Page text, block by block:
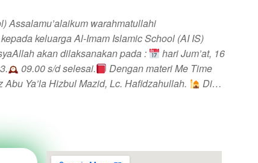
Assalamu’alaikum warahmatullahi
keluarga Al-Imam Islamic School (AI IS)
akan dilaksanakan pada :
hari Jum’at, 16
09.00 s/d selesai.
Dengan materi Me Time
Abu Ya’la Hizbul Mazid, Lc. Hafidzahullah. Di…